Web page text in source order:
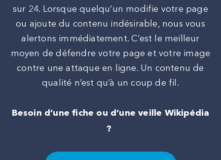
sur 24. Lorsque quelqu’un modifie votre page
ou ajoute du contenu indésirable, nous vous
alertons immédiatement. C’est le meilleur
moyen de défendre votre page et votre image
contre une attaque en ligne. Un contenu de
qualité n’est qu’à un coup de fil.
Besoin d’une fiche ou d’une veille Wikipédia
?